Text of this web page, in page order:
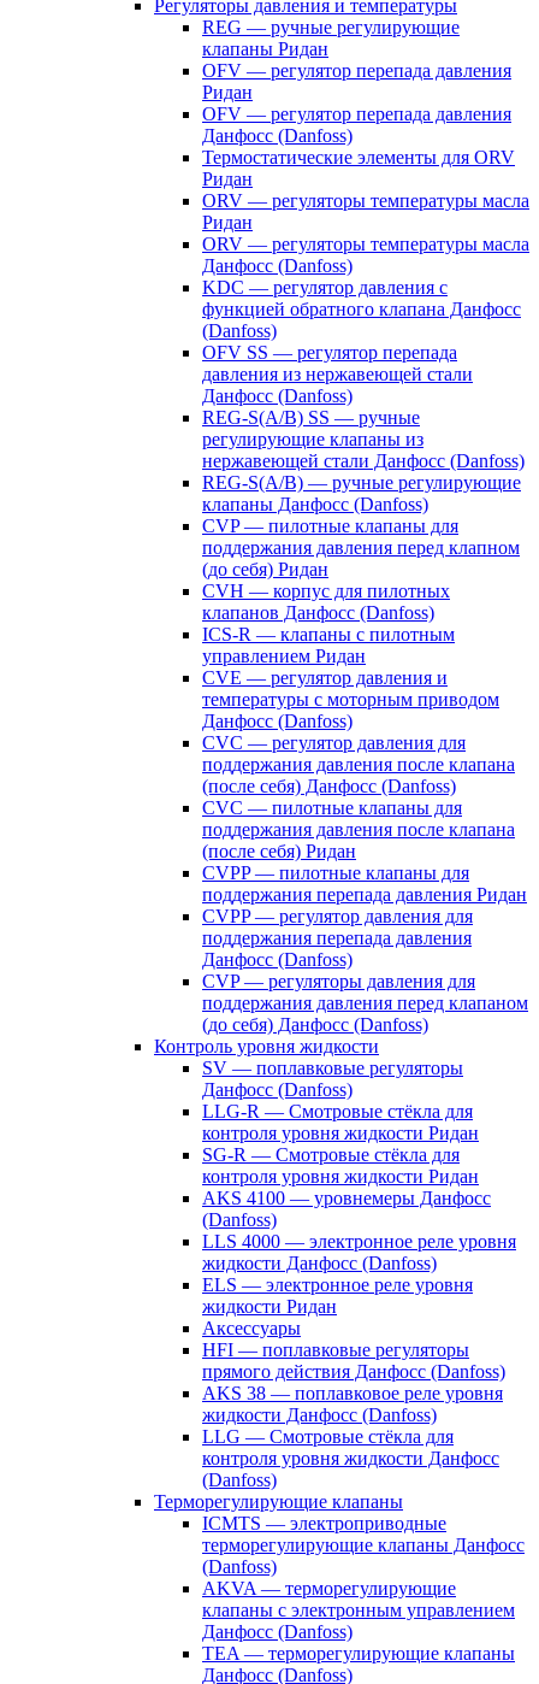
Регуляторы давления и температуры
REG — ручные регулирующие
клапаны Ридан
OFV — регулятор перепада давления
Ридан
OFV — регулятор перепада давления
Данфосс (Danfoss)
Термостатические элементы для ORV
Ридан
ORV — регуляторы температуры масла
Ридан
ORV — регуляторы температуры масла
Данфосс (Danfoss)
KDC — регулятор давления с
функцией обратного клапана Данфосс
(Danfoss)
OFV SS — регулятор перепада
давления из нержавеющей стали
Данфосс (Danfoss)
REG-S(A/B) SS — ручные
регулирующие клапаны из
нержавеющей стали Данфосс (Danfoss)
REG-S(A/B) — ручные регулирующие
клапаны Данфосс (Danfoss)
CVP — пилотные клапаны для
поддержания давления перед клапном
(до себя) Ридан
CVH — корпус для пилотных
клапанов Данфосс (Danfoss)
ICS-R — клапаны с пилотным
управлением Ридан
CVE — регулятор давления и
температуры с моторным приводом
Данфосс (Danfoss)
CVС — регулятор давления для
поддержания давления после клапана
(после себя) Данфосс (Danfoss)
CVС — пилотные клапаны для
поддержания давления после клапана
(после себя) Ридан
CVPP — пилотные клапаны для
поддержания перепада давления Ридан
CVPP — регулятор давления для
поддержания перепада давления
Данфосс (Danfoss)
CVP — регуляторы давления для
поддержания давления перед клапаном
(до себя) Данфосс (Danfoss)
Контроль уровня жидкости
SV — поплавковые регуляторы
Данфосс (Danfoss)
LLG-R — Смотровые стёкла для
контроля уровня жидкости Ридан
SG-R — Смотровые стёкла для
контроля уровня жидкости Ридан
AKS 4100 — уровнемеры Данфосс
(Danfoss)
LLS 4000 — электронное реле уровня
жидкости Данфосс (Danfoss)
ELS — электронное реле уровня
жидкости Ридан
Аксессуары
HFI — поплавковые регуляторы
прямого действия Данфосс (Danfoss)
AKS 38 — поплавковое реле уровня
жидкости Данфосс (Danfoss)
LLG — Смотровые стёкла для
контроля уровня жидкости Данфосс
(Danfoss)
Терморегулирующие клапаны
ICMTS — электроприводные
терморегулирующие клапаны Данфосс
(Danfoss)
AKVA — терморегулирующие
клапаны с электронным управлением
Данфосс (Danfoss)
TEA — терморегулирующие клапаны
Данфосс (Danfoss)